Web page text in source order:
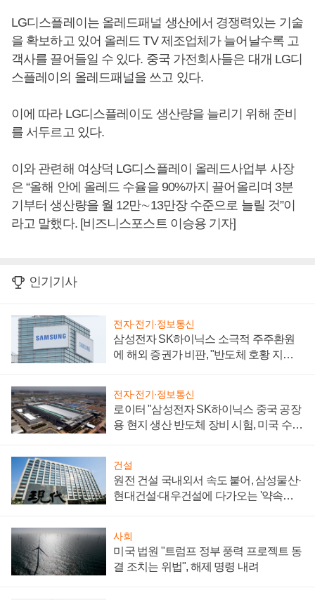
LG디스플레이는 올레드패널 생산에서 경쟁력있는 기술
을 확보하고 있어 올레드 TV 제조업체가 늘어날수록 고
객사를 끌어들일 수 있다. 중국 가전회사들은 대개 LG디
스플레이의 올레드패널을 쓰고 있다.
이에 따라 LG디스플레이도 생산량을 늘리기 위해 준비
를 서두르고 있다.
이와 관련해 여상덕 LG디스플레이 올레드사업부 사장
은 “올해 안에 올레드 수율을 90%까지 끌어올리며 3분
기부터 생산량을 월 12만∼13만장 수준으로 늘릴 것”이
라고 말했다. [비즈니스포스트 이승용 기자]
인기기사
전자·전기·정보통신
삼성전자 SK하이닉스 소극적 주주환원
에 해외 증권가 비판, "반도체 호황 지속
전자·전기·정보통신
로이터 "삼성전자 SK하이닉스 중국 공장
용 현지 생산 반도체 장비 시험, 미국 수출
건설
원전 건설 국내외서 속도 붙어, 삼성물산·
현대건설·대우건설에 다가오는 '약속의
사회
미국 법원 "트럼프 정부 풍력 프로젝트 동
결 조치는 위법", 해제 명령 내려